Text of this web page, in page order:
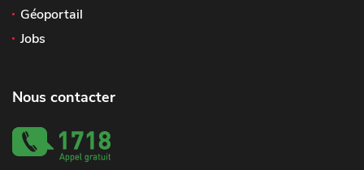
Géoportail
Jobs
Nous contacter